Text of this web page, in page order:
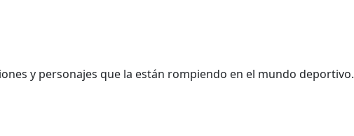
y personajes que la están rompiendo en el mundo deportivo.